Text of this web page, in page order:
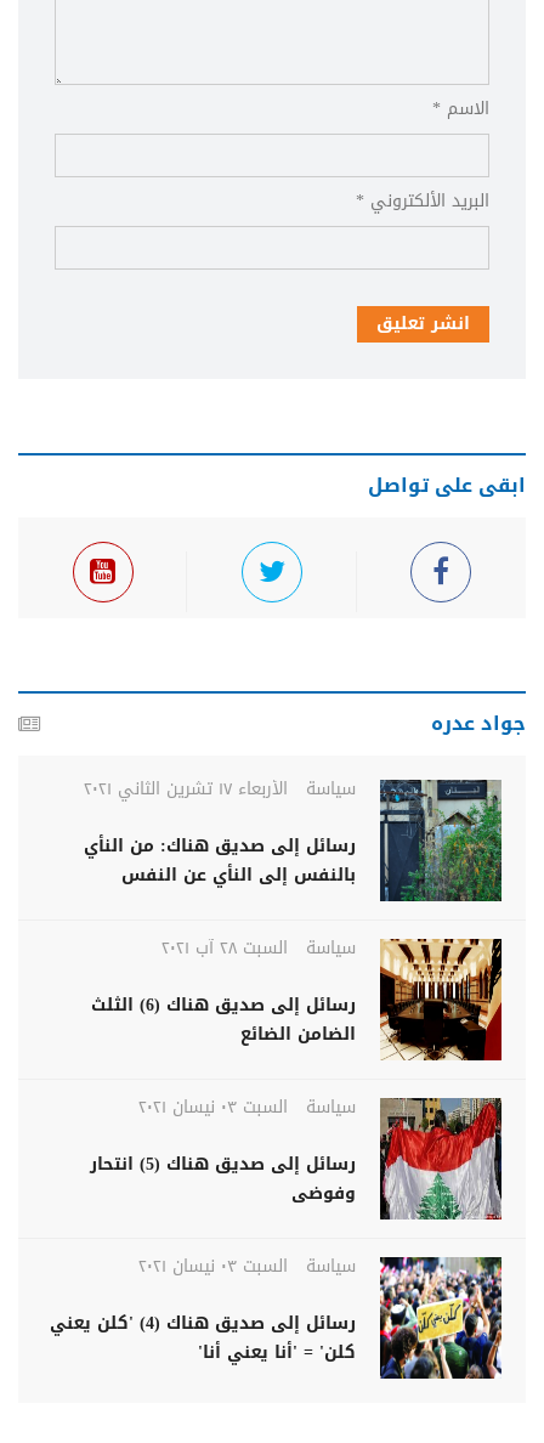
الاسم *
البريد الألكتروني *
انشر تعليق
ابقى على تواصل
جواد عدره
سياسة
الأربعاء ١٧ تشرين الثاني ٢٠٢١
رسائل إلى صديق هناك: من النأي
بالنفس إلى النأي عن النفس
سياسة
السبت ٢٨ آب ٢٠٢١
رسائل إلى صديق هناك (6) الثلث
الضامن الضائع
سياسة
السبت ٠٣ نيسان ٢٠٢١
رسائل إلى صديق هناك (5) انتحار
وفوضى
سياسة
السبت ٠٣ نيسان ٢٠٢١
رسائل إلى صديق هناك (4) 'كلن يعني
كلن' = 'أنا يعني أنا'